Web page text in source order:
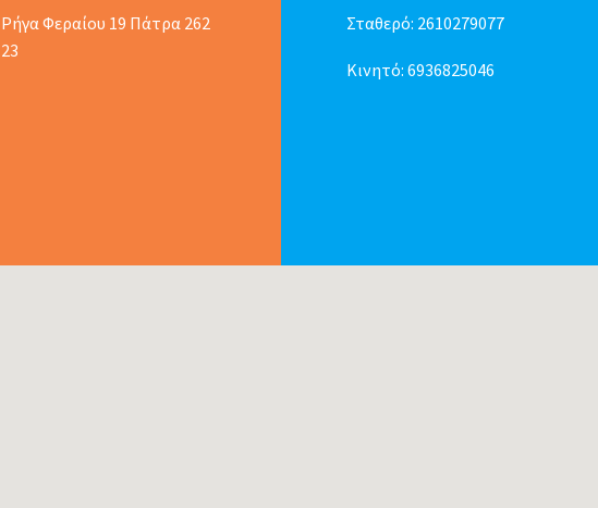
Ρήγα Φεραίου 19 Πάτρα 262
23
Σταθερό: 2610279077
Κινητό: 6936825046